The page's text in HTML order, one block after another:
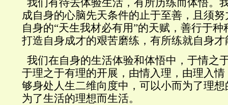
我们有待去体验生活，有所历练而体悟。
成自身的心脑先天条件的止于至善，且须
自身的“天生我材必有用”的天赋，善行于
打造自身成才的艰苦磨练，有所练就自身
我们在自身的生活体验和体悟中，于情之
于理之于有理的开展，由情入理，由理入
够身处人生二维向度中，可以小而为了理
为了生活的理想而生活。